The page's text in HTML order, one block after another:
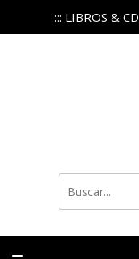
::: LIBROS &